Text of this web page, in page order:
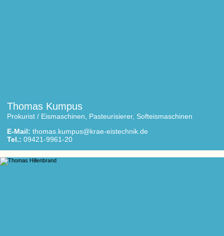
Thomas Kumpus
Prokurist / Eismaschinen, Pasteurisierer, Softeismaschinen
E-Mail: thomas.kumpus@krae-eistechnik.de
Tel.: 09421-9961-20